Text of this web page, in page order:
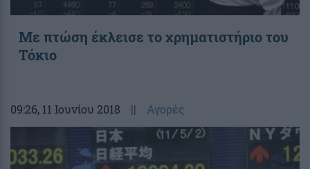
Με πτώση έκλεισε το χρηματιστήριο του
Τόκιο
09:26, 11 Ιουνίου 2018 || Αγορές